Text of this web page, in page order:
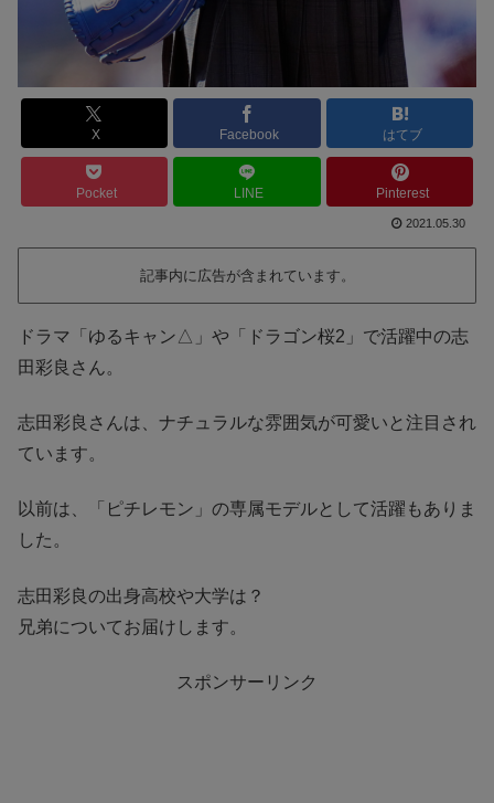
X Facebook はてブ
Pocket LINE Pinterest
2021.05.30
記事内に広告が含まれています。
ドラマ「ゆるキャン△」や「ドラゴン桜2」で活躍中の志
田彩良さん。
志田彩良さんは、ナチュラルな雰囲気が可愛いと注目され
ています。
以前は、「ピチレモン」の専属モデルとして活躍もありま
した。
志田彩良の出身高校や大学は？
兄弟についてお届けします。
スポンサーリンク